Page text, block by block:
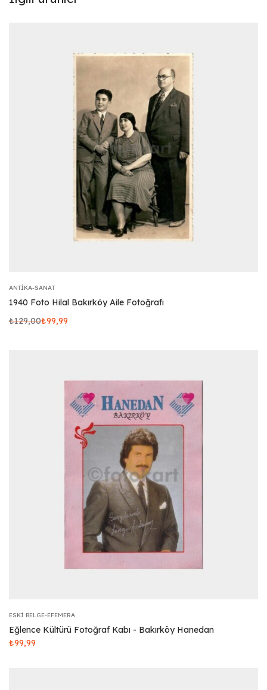
ANTIKA-SANAT
1940 Foto Hilal Bakırköy Aile Fotoğrafı
₺129,00₺99,99
ESKI BELGE-EFEMERA
Eğlence Kültürü Fotoğraf Kabı - Bakırköy Hanedan
₺99,99